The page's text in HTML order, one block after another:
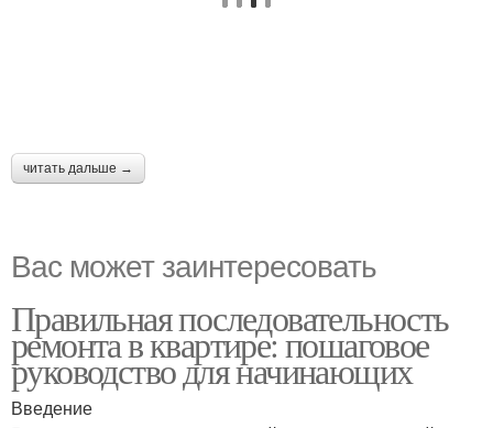
читать дальше →
Вас может заинтересовать
Правильная последовательность
ремонта в квартире: пошаговое
руководство для начинающих
Введение